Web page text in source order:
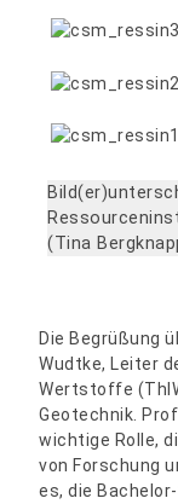
(Tina
Die Begrüßung
Wudtke, Leiter
Wertstoffe
Geotechnik.
wichtige Rolle,
von Forschung
es, die